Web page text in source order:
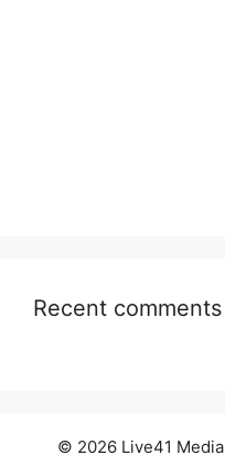
Recent comments
© 2026 Live41 Media